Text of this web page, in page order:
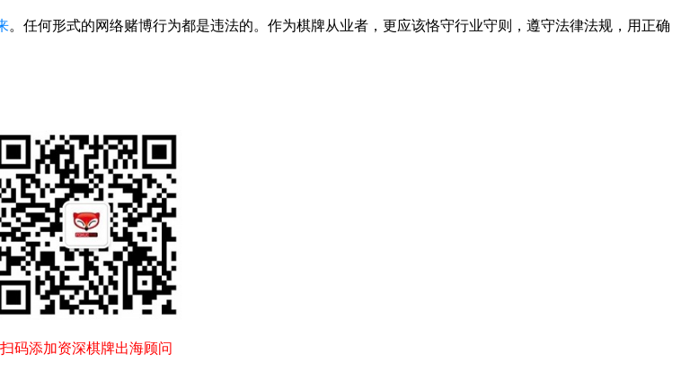
。任何形式的网络赌博行为都是违法的。作为棋牌从业者，更应该恪守行业守则，遵守法律法规，用正确
扫码添加资深棋牌出海顾问